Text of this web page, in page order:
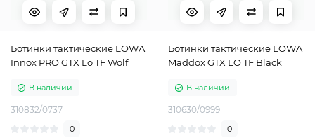
Ботинки тактические LOWA
Innox PRO GTX Lo TF Wolf
В наличии
310832/0737
0
Ботинки тактические LOWA
Maddox GTX LO TF Black
В наличии
310630/0999
0